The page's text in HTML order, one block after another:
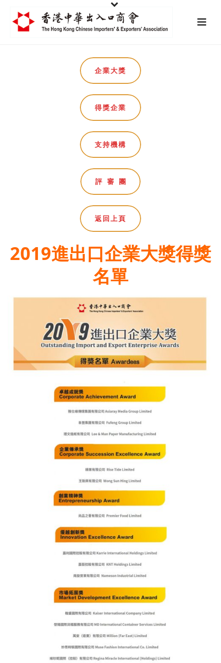
企業大獎
得獎企業
支持機構
評審團
返回上頁
2019進出口企業大獎得獎
名單